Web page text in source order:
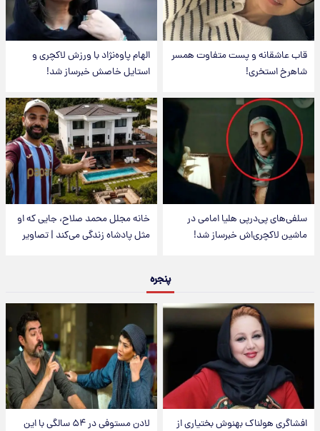
قاب عاشقانه و پست متفاوت همسر
شاهرخ استخری!
الهام پاوه‌نژاد با ورزش لاکچری و
استایل خاصش خبرساز شد!
سلفی‌های پی‌درپی هلیا امامی در
ماشین لاکچری‌اش خبرساز شد!
خانه مجلل محمد صلاح، جایی که او
مثل پادشاه زندگی می‌کند | تصاویر
پنجره
افشاگری هولناک بهنوش بختیاری از
لادن مستوفی در ۵۴ سالگی با این